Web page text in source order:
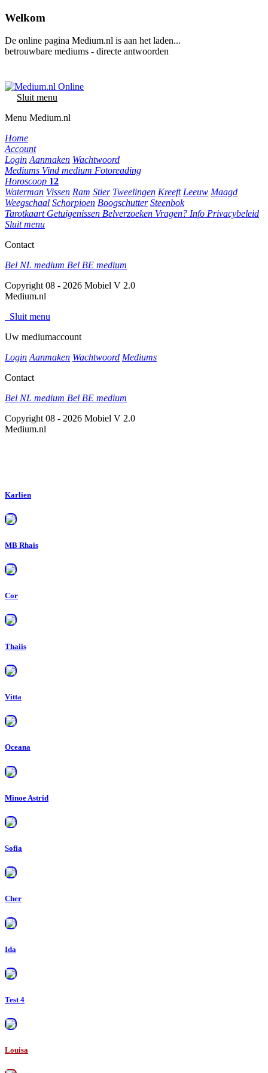
Welkom
De online pagina Medium.nl is aan het laden...
betrouwbare mediums - directe antwoorden
Sluit menu
Menu Medium.nl
Home
Account
Login Aanmaken Wachtwoord
Mediums Vind medium Fotoreading
Horoscoop 12
Waterman Vissen Ram Stier Tweelingen Kreeft Leeuw Maagd
Weegschaal Schorpioen Boogschutter Steenbok
Tarotkaart Getuigenissen Belverzoeken Vragen? Info Privacybeleid
Sluit menu
Contact
Bel NL medium Bel BE medium
Copyright 08 - 2026 Mobiel V 2.0
Medium.nl
Sluit menu
Uw mediumaccount
Login Aanmaken Wachtwoord Mediums
Contact
Bel NL medium Bel BE medium
Copyright 08 - 2026 Mobiel V 2.0
Medium.nl
Karlien
MB Rhais
Cor
Thaiis
Vitta
Oceana
Minoe Astrid
Sofia
Cher
Ida
Test 4
Louisa